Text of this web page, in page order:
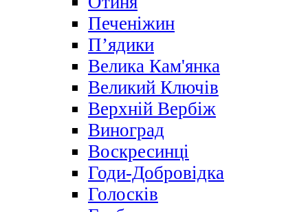
Печеніжин
П’ядики
Велика Кам'янка
Великий Ключів
Верхній Вербіж
Виноград
Воскресинці
Годи-Добровідка
Голосків